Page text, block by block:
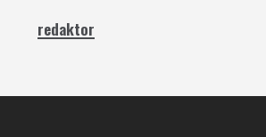
redaktor